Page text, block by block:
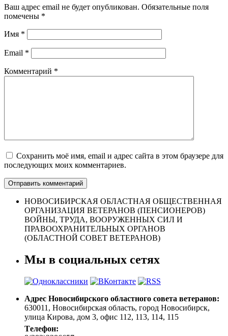
Ваш адрес email не будет опубликован. Обязательные поля
помечены *
Имя *
Email *
Комментарий *
Сохранить моё имя, email и адрес сайта в этом браузере для
последующих моих комментариев.
НОВОСИБИРСКАЯ ОБЛАСТНАЯ ОБЩЕСТВЕННАЯ
ОРГАНИЗАЦИЯ ВЕТЕРАНОВ (ПЕНСИОНЕРОВ)
ВОЙНЫ, ТРУДА, ВООРУЖЕННЫХ СИЛ И
ПРАВООХРАНИТЕЛЬНЫХ ОРГАНОВ
(ОБЛАСТНОЙ СОВЕТ ВЕТЕРАНОВ)
Мы в социальных сетях
Адрес Новосибирского областного совета ветеранов:
630011, Новосибирская область, город Новосибирск,
улица Кирова, дом 3, офис 112, 113, 114, 115
Tелефон: